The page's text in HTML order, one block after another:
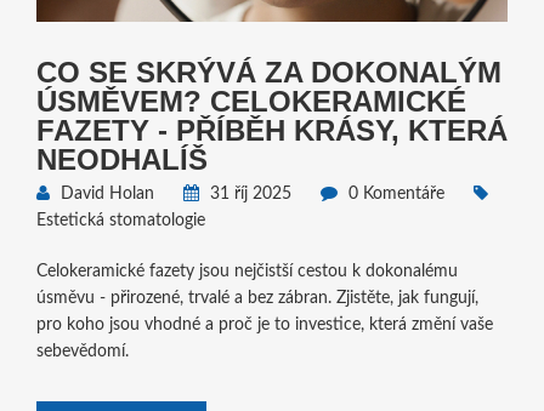
CO SE SKRÝVÁ ZA DOKONALÝM
ÚSMĚVEM? CELOKERAMICKÉ
FAZETY - PŘÍBĚH KRÁSY, KTERÁ
NEODHALÍŠ
David Holan 31 říj 2025
0 Komentáře
Estetická stomatologie
Celokeramické fazety jsou nejčistší cestou k dokonalému
úsměvu - přirozené, trvalé a bez zábran. Zjistěte, jak fungují,
pro koho jsou vhodné a proč je to investice, která změní vaše
sebevědomí.